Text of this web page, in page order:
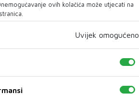
ovih kolačića može utjecati na
Uvijek omogućeno